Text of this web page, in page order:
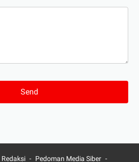
Redaksi Pedoman Media Siber